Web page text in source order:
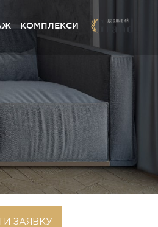
КОМПЛЕКСИ
Борщагівка
Борщагівка
Борщагівка
ЗАЯВКУ